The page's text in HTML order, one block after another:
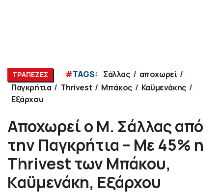
ΤΡΑΠΕΖΕΣ #TAGS: Σάλλας
αποχωρεί
Παγκρήτια
Thrivest Μπάκος
Καϋμενάκης
Εξάρχου
Αποχωρεί ο Μ. Σάλλας από
την Παγκρήτια – Με 45% η
Thrivest των Μπάκου,
Καϋμενάκη, Εξάρχου